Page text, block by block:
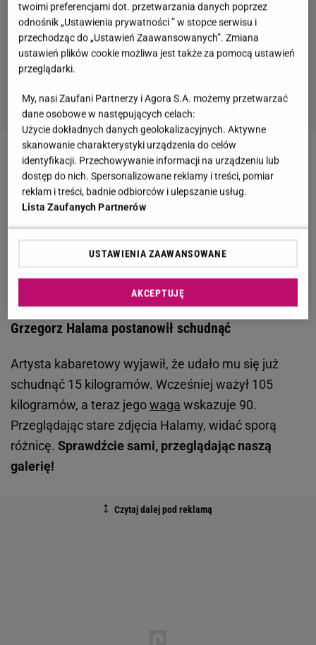
ZOBACZ:Grzegorz Halama ma nową partnerkę.
Jest sporo młodsza. Prawie tyle samo lat ma jego
córka
Zobacz wideoNie tylko Karolina Szostak przeszła
ogromną metamorfozę. Te gwiazdy też sporo
Grzegorz Halama postanowił schudnąć
Artysta kabaretowy wyjawił, że udało mu się już
schudnąć 15 kilogramów. Wcześniej ważył 105
kilogramów, a teraz jegowaga wskazuje 90.
Przeglądając stare zdjęcia Halamy, widać sporą
różnicę. Sprawdźcie sami, przeglądając naszą
galerię!
twoimi preferencjami dot. przetwarzania danych poprzez
odnośnik „Ustawienia prywatności ” w stopce serwisu i
przechodząc do „Ustawień Zaawansowanych”. Zmiana
ustawień plików cookie możliwa jest także za pomocą ustawień
przeglądarki.
My, nasi Zaufani Partnerzy i Agora S.A. możemy przetwarzać
dane osobowe w następujących celach:
Użycie dokładnych danych geolokalizacyjnych. Aktywne
skanowanie charakterystyki urządzenia do celów
identyfikacji. Przechowywanie informacji na urządzeniu lub
dostęp do nich. Spersonalizowane reklamy i treści, pomiar
reklam i treści, badnie odbiorców i ulepszanie usług.
Lista Zaufanych Partnerów
USTAWIENIA ZAAWANSOWANE
AKCEPTUJĘ